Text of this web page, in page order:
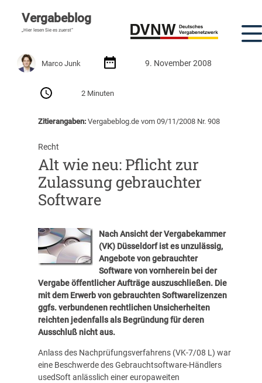
Vergabeblog
„Hier lesen Sie es zuerst“
Marco Junk 9. November 2008
2 Minuten
Zitierangaben:Vergabeblog.de vom 09/11/2008 Nr. 908
Recht
Alt wie neu: Pflicht zur
Zulassung gebrauchter
Software
Nach Ansicht der Vergabekammer
(VK) Düsseldorf ist es unzulässig,
Angebote von gebrauchter
Software von vornherein bei der
Vergabe öffentlicher Aufträge auszuschließen. Die
mit dem Erwerb von gebrauchten Softwarelizenzen
ggfs. verbundenen rechtlichen Unsicherheiten
reichten jedenfalls als Begründung für deren
Ausschluß nicht aus.
Anlass des Nachprüfungsverfahrens (VK-7/08 L) war
eine Beschwerde des Gebrauchtsoftware-Händlers
usedSoft anlässlich einer europaweiten